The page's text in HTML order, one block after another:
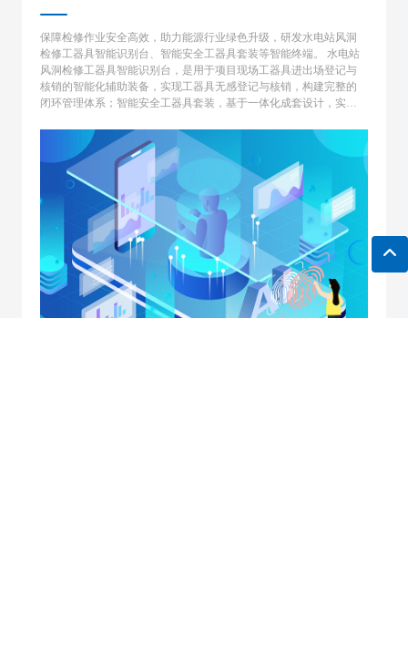
保障检修作业安全高效，助力能源行业绿色升级，研发水电站风洞
检修工器具智能识别台、智能安全工器具套装等智能终端。 水电站
风洞检修工器具智能识别台，是用于项目现场工器具进出场登记与
核销的智能化辅助装备，实现工器具无感登记与核销，构建完整的
闭环管理体系；智能安全工器具套装，基于一体化成套设计，实现
范性监控预警。